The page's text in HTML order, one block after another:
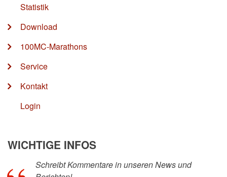
Statistik
Download
100MC-Marathons
Service
Kontakt
Login
WICHTIGE INFOS
Schreibt Kommentare in unseren News und